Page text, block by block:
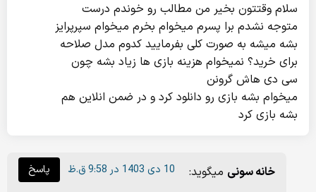
سلام وقتتون بخیر من مطالب رو خوندم درست
متوجه نشدم برا پسرم میخوام بخرم میخوام سپرپرایز
بشه میشه به صورت کلی بفرمایید کدوم مدل صلاحه
برای خرید؟ نمیخوام هزینه بازی ها زیاد بشه چون
سی دی هاش گرونن
میخوام بشه بازی رو دانلود کرد و در ضمن انلاین هم
بشه بازی کرد
خانه سونی میگوید:
10 دی 1403 در 9:58 ق.ظ پاسخ